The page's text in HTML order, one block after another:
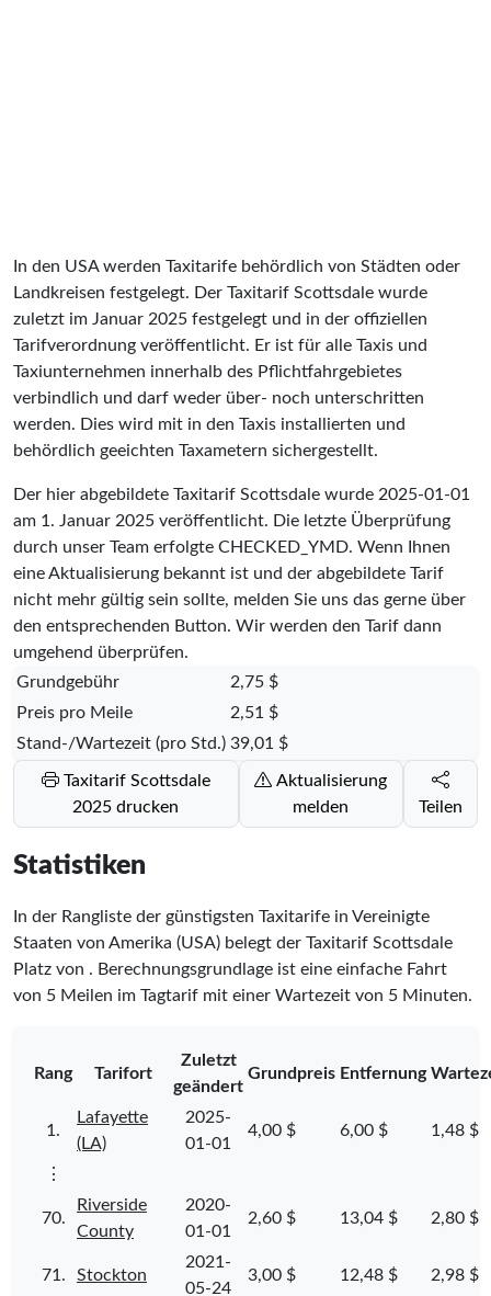
In den USA werden Taxitarife behördlich von Städten oder
Landkreisen festgelegt. Der Taxitarif Scottsdale wurde
zuletzt im Januar 2025 festgelegt und in der offiziellen
Tarifverordnung veröffentlicht. Er ist für alle Taxis und
Taxiunternehmen innerhalb des Pflichtfahrgebietes
verbindlich und darf weder über- noch unterschritten
werden. Dies wird mit in den Taxis installierten und
behördlich geeichten Taxametern sichergestellt.
Der hier abgebildete Taxitarif Scottsdale wurde 2025-01-01
am 1. Januar 2025 veröffentlicht. Die letzte Überprüfung
durch unser Team erfolgte CHECKED_YMD. Wenn Ihnen
eine Aktualisierung bekannt ist und der abgebildete Tarif
nicht mehr gültig sein sollte, melden Sie uns das gerne über
den entsprechenden Button. Wir werden den Tarif dann
umgehend überprüfen.
Grundgebühr
2,75 $
Preis pro Meile
2,51 $
Stand-/Wartezeit (pro Std.) 39,01 $
Taxitarif Scottsdale
2025 drucken
Aktualisierung
melden
Teilen
Statistiken
In der Rangliste der günstigsten Taxitarife in Vereinigte
Staaten von Amerika (USA) belegt der Taxitarif Scottsdale
Platz von . Berechnungsgrundlage ist eine einfache Fahrt
von 5 Meilen im Tagtarif mit einer Wartezeit von 5 Minuten.
Rang Tarifort
Zuletzt
geändert
Grundpreis Entfernung
1.
Lafayette
(LA)
2025-
01-01
4,00 $ 6,00 $ 1,48 $
⋮
70.
Riverside
County
2020-
01-01
2,60 $ 13,04 $ 2,80 $
71. Stockton
2021-
05-24
3,00 $ 12,48 $ 2,98 $